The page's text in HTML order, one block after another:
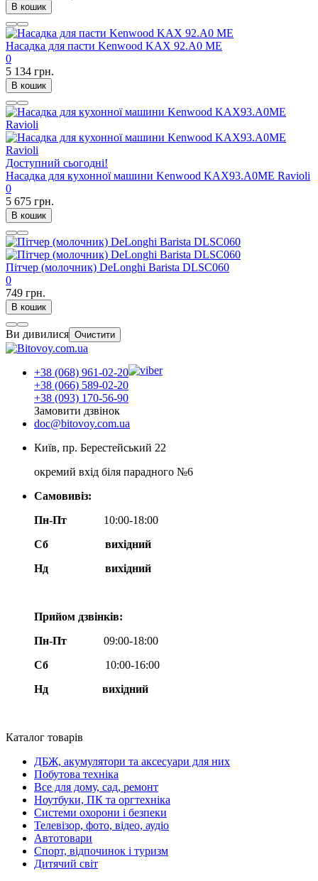
В кошик
Насадка для пасти Kenwood KAX 92.A0 ME
0
5 134 грн.
В кошик
Доступний сьогодні!
Насадка для кухонної машини Kenwood KAX93.A0ME Ravioli
0
5 675 грн.
В кошик
Пітчер (молочник) DeLonghi Barista DLSC060
0
749 грн.
В кошик
Ви дивилися Очистити
+38 (068) 961-02-20
+38 (066) 589-02-20
+38 (093) 170-56-90
Замовити дзвінок
doc@bitovoy.com.ua
Київ, пр. Берестейський 22
окремий вхід біля парадного №6
Самовивіз:
Пн-Пт
10:00-18:00
Сб
вихідний
Нд
вихідний
Прийом дзвінків:
Пн-Пт
09:00-18:00
Сб
10:00-16:00
Нд вихідний
Каталог товарів
ДБЖ, акумулятори та аксесуари для них
Побутова техніка
Все для дому, сад, ремонт
Ноутбуки, ПК та оргтехніка
Системи охорони і безпеки
Телевізор, фото, відео, аудіо
Автотовари
Спорт, відпочинок і туризм
Дитячий світ